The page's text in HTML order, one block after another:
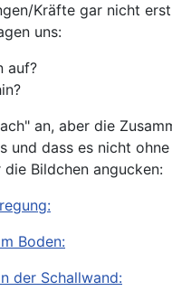
Kräfte gar nicht
uns:
auf?
an, aber die
und dass es nicht
Bildchen angucken:
Boden:
der Schallwand: